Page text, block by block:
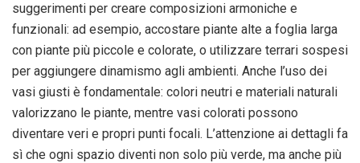
suggerimenti per creare composizioni armoniche e
funzionali: ad esempio, accostare piante alte a foglia larga
con piante più piccole e colorate, o utilizzare terrari sospesi
per aggiungere dinamismo agli ambienti. Anche l’uso dei
vasi giusti è fondamentale: colori neutri e materiali naturali
valorizzano le piante, mentre vasi colorati possono
diventare veri e propri punti focali. L’attenzione ai dettagli fa
sì che ogni spazio diventi non solo più verde, ma anche più